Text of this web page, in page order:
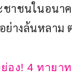
ชาชนในอนา
างล้นหลาม
อง! 4 ทายา